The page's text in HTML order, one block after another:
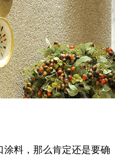
料，那么肯定还是要确